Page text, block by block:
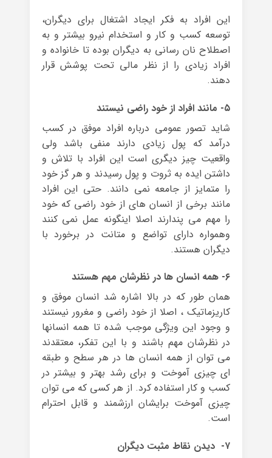
این افراد به فکر ایجاد اشتغال برای دیگران،
توسعه کسب و کار و استخدام نیرو بیشتر و به
اصطلاح نان رسانی به دیگران بوده تا خانواده و
افراد زیادی را از نظر مالی تحت پوشش قرار
دهند.
۵- مانند افراد از خود راضی نیستند
شاید تصور عمومی درباره افراد موفق در کسب
درآمد که پول زیادی دارند منفی باشد ولی
واقعیت چیز دیگری است این افراد با تلاش و
داشتن ایده به ثروت و پول رسیدند و هر گز خود
را متمایز از جامعه نمی دانند. حتی این افراد
مانند برخی از انسان های از خود راضی که خود
را مهم می پندارند اصلا اینگونه عمل نمی کنند
وهمواره دارای تواضع و متانت در برخورد با
دیگران هستند.
۶- همه انسان ها در نظرشان مهم هستند
همان طور که در بالا اشاره شد انسان موفق و
کاریزماتیک ، اصلا از خود راضی و مغرور نیستند
و وجود این ویژگی موجب شده تا همه انسانها
در نظرشان مهم باشند و با این تفکر، معتقدند
می توان از همه انسان ها در هر سطح و طبقه
ای چیزی آموخت و برای رشد بهتر و بیشتر در
کسب و کار استفاده کرد. از هر کسی که می توان
چیزی آموخت برایشان ارزشمند و قابل احترام
است.
۷- دیدن نقاط مثبت دیگران